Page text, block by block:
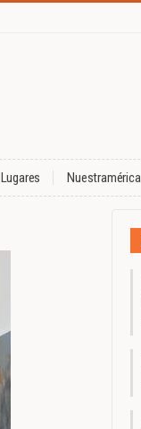
Lugares Nuestramérica